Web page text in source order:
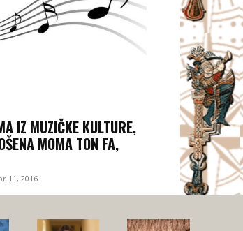
IZ MUZIČKE KULTURE,
MOMA TON FA,
11, 2016